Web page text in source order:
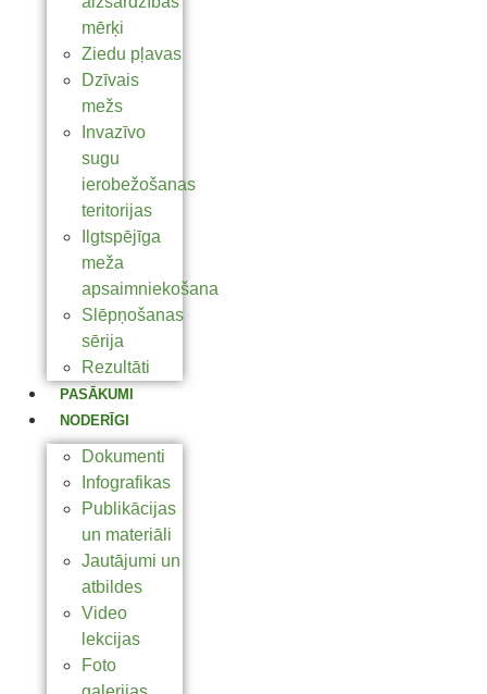
mērķi
Ziedu pļavas
Dzīvais
mežs
Invazīvo
sugu
ierobežošanas
teritorijas
Ilgtspējīga
meža
apsaimniekošana
Slēpņošanas
sērija
Rezultāti
PASĀKUMI
NODERĪGI
Dokumenti
Infografikas
Publikācijas
un materiāli
Jautājumi un
atbildes
Video
lekcijas
Foto